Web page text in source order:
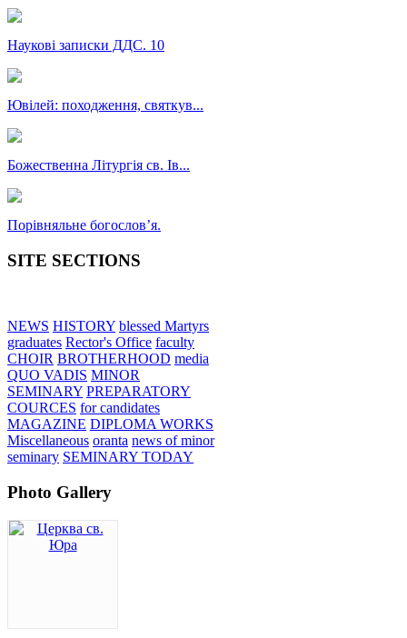
Наукові записки ДДС. 10
Ювілей: походження, святкув...
Божественна Літургія св. Ів...
Порівняльне богословʼя.
SITE SECTIONS
NEWS HISTORY blessed Martyrs
graduates Rector's Office faculty
CHOIR BROTHERHOOD media
QUO VADIS MINOR
SEMINARY PREPARATORY
COURCES for candidates
MAGAZINE DIPLOMA WORKS
Miscellaneous oranta news of minor
seminary SEMINARY TODAY
Photo Gallery